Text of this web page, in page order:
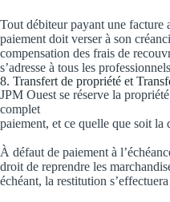
Tout débiteur payant une facture
paiement doit verser à son
compensation des frais de
s’adresse à tous les
8. Transfert de propriété et
JPM Ouest se réserve la
complet
paiement, et ce quelle que soit la
À défaut de paiement à
droit de reprendre les
échéant, la restitution